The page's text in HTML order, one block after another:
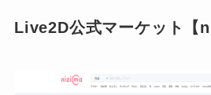
Live2D公式マーケット【